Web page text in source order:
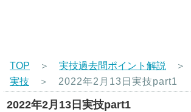
TOP ＞ 実技過去問ポイント解説 ＞
実技 ＞ 2022年2月13日実技part1
2022年2月13日実技part1